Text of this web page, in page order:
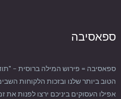
ספאסיבה
ספאסיבה = פירוש המילה ברוסית –
הטוב ביותר שלנו ובזכות הלקוחות
אפילו העסוקים ביניכם ירצו לפנות את